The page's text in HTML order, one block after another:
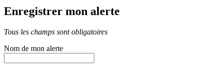
Enregistrer mon alerte
Tous les champs sont obligatoires
Nom de mon alerte